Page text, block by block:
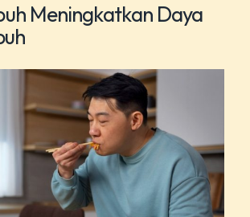
Meningkatkan Daya